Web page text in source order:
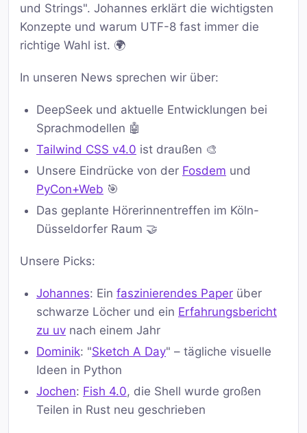
und Strings". Johannes erklärt die wichtigsten
Konzepte und warum UTF-8 fast immer die
richtige Wahl ist. 🌍
In unseren News sprechen wir über:
DeepSeek und aktuelle Entwicklungen bei
Sprachmodellen 🤖
Tailwind CSS v4.0 ist draußen 🎨
Unsere Eindrücke von der Fosdem und
PyCon+Web 🎯
Das geplante Hörerinnentreffen im Köln-
Düsseldorfer Raum 🤝
Unsere Picks:
Johannes: Ein faszinierendes Paper über
schwarze Löcher und ein Erfahrungsbericht
zu uv nach einem Jahr
Dominik: "Sketch A Day" – tägliche visuelle
Ideen in Python
Jochen: Fish 4.0, die Shell wurde großen
Teilen in Rust neu geschrieben